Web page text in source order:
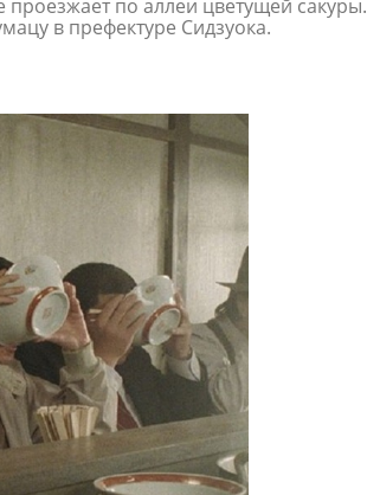
проезжает по аллеи цветущей сакуры.
в префектуре Сидзуока.